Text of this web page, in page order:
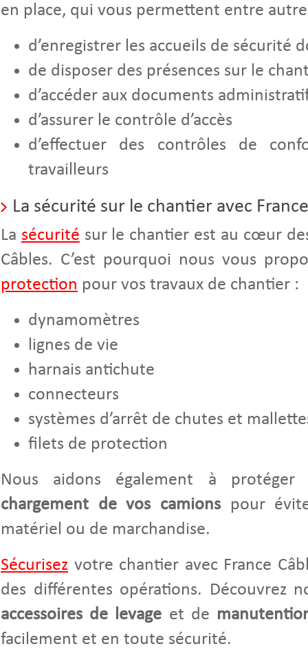
en place, qui vous permettent entre
d’enregistrer les accueils de sécurité
de disposer des présences sur le
d’accéder aux documents
d’assurer le contrôle d’accès
d’effectuer des contrôles de
travailleurs
La sécurité sur le chantier avec
La sécurité sur le chantier est au cœur
Câbles. C’est pourquoi nous vous
protection pour vos travaux de chantier :
dynamomètres
lignes de vie
harnais antichute
connecteurs
systèmes d’arrêt de chutes et
filets de protection
Nous aidons également à
chargement de vos camions pour
matériel ou de marchandise.
Sécurisez votre chantier avec France
des différentes opérations. Découvrez
accessoires de levage et de
facilement et en toute sécurité.